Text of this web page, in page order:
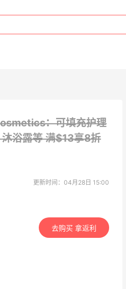
：可填充护理
沐浴露等满$13享8折
更新时间：04月28日 15:00
去购买 拿返利